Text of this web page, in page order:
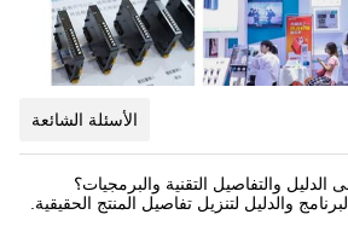
الأسئلة الشائعة
والدليل لتنزيل تفاصيل المنتج الحقيقية.